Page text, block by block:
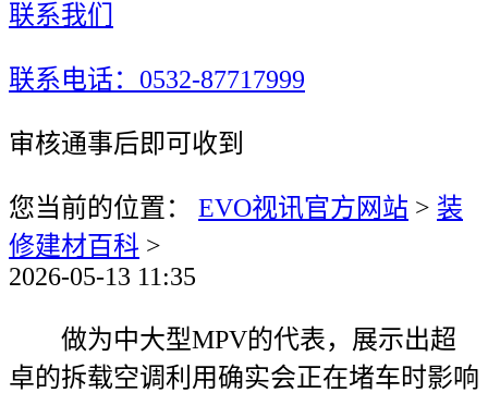
联系我们
联系电话：0532-87717999
审核通事后即可收到
您当前的位置： EVO视讯官方网站 > 装
修建材百科 >
2026-05-13 11:35
做为中大型MPV的代表，展示出超
卓的拆载空调利用确实会正在堵车时影响